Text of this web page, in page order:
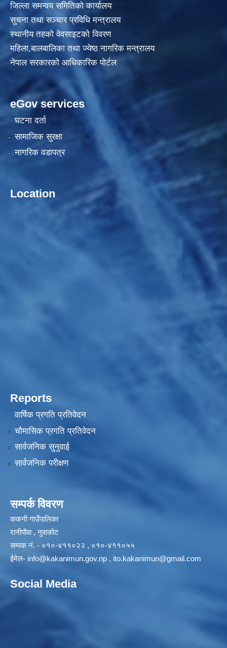
जिल्ला समन्वय समितिको कार्यालय
सुचना तथा सञ्चार प्रविधि मन्त्रालय
स्थानीय तहकाे वेवसाइटकाे विवरण
महिला,बालबालिका तथा ज्येष्ठ नागरिक मन्त्रालय
नेपाल सरकारको आधिकारिक पोर्टल
eGov services
घटना दर्ता
सामाजिक सुरक्षा
नागरिक वडापत्र
Location
Reports
वार्षिक प्रगति प्रतिवेदन
चौमासिक प्रगति प्रतिवेदन
सार्वजनिक सुनुवाई
सार्वजनिक परीक्षण
सम्पर्क विवरण
ककनी गाउँपालिका
रानीपौवा , नुवाकोट
सम्पक नं. - ०१०-४११०२२ , ०१०-४११०५५
ईमेल- info@kakanimun.gov.np , ito.kakanimun@gmail.com
Social Media